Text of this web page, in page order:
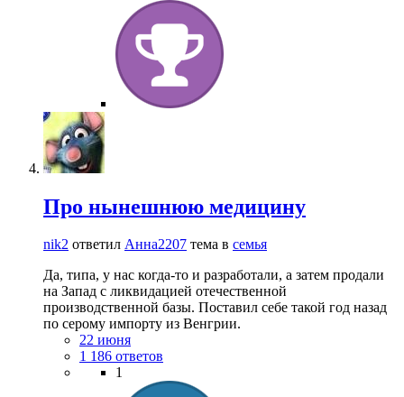
Про нынешнюю медицину
nik2 ответил Анна2207 тема в семья
Да, типа, у нас когда-то и разработали, а затем продали
на Запад с ликвидацией отечественной
производственной базы. Поставил себе такой год назад
по серому импорту из Венгрии.
22 июня
1 186 ответов
1